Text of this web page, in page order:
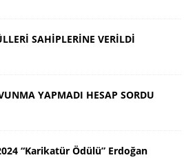
SAHİPLERİNE VERİLDİ
YAPMADI HESAP SORDU
“Karikatür Ödülü” Erdoğan